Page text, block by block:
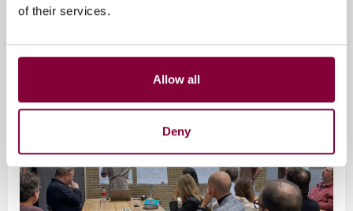
of their services.
Allow all
Deny
De betrouwbaarheid van digitale media staat
opkomst van generatieve AI en deepf...